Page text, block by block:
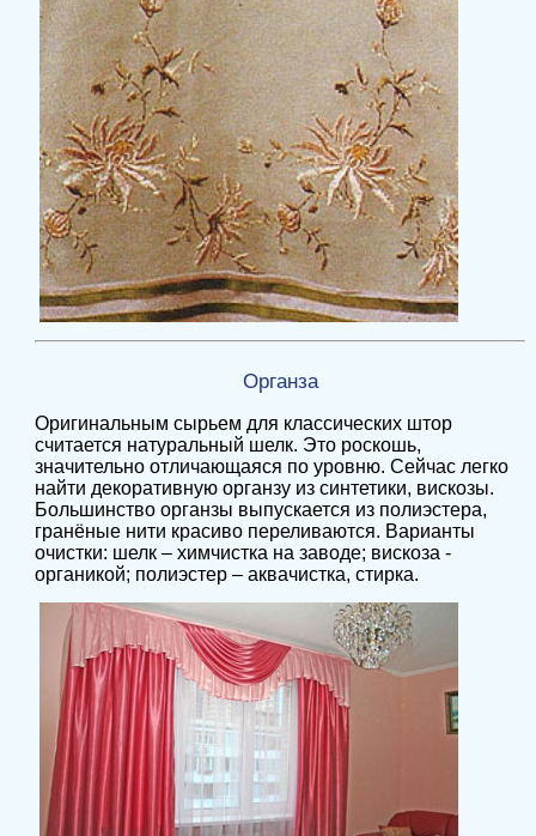
Органза
Оригинальным сырьем для классических штор
считается натуральный шелк. Это роскошь,
значительно отличающаяся по уровню. Сейчас легко
найти декоративную органзу из синтетики, вискозы.
Большинство органзы выпускается из полиэстера,
гранёные нити красиво переливаются. Варианты
очистки: шелк – химчистка на заводе; вискоза -
органикой; полиэстер – аквачистка, стирка.